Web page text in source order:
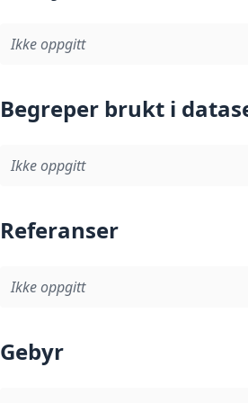
Ikke oppgitt
Begreper brukt i
Ikke oppgitt
Referanser
Ikke oppgitt
Gebyr